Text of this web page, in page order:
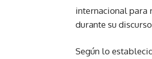
internacional para
durante su
Según lo